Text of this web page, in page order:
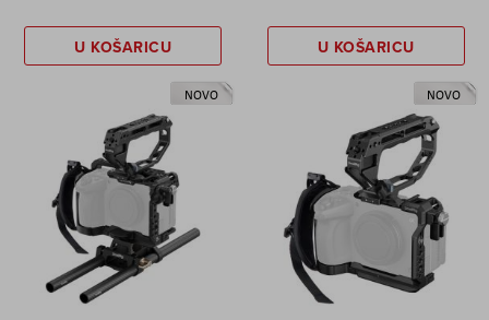
U KOŠARICU U KOŠARICU
NOVO NOVO